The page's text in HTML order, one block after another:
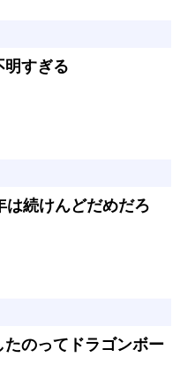
明すぎる
は続けんどだめだろ
のってドラゴンボー